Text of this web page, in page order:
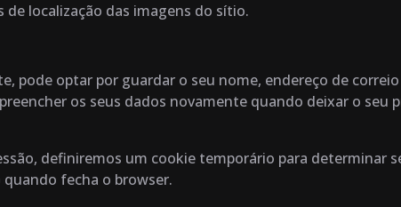
localização das imagens do sítio.
pode optar por guardar o seu nome, endereço de
os seus dados novamente quando deixar o
definiremos um cookie temporário para determinar
fecha o browser.